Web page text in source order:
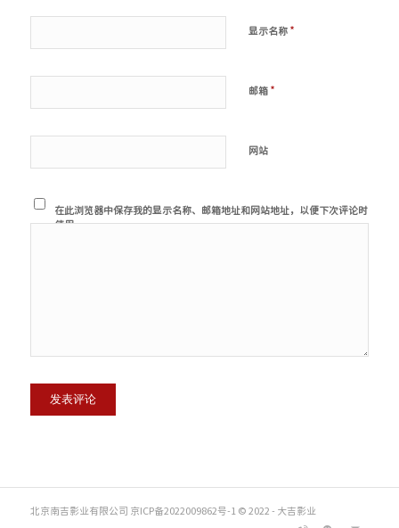
显示名称*
邮箱*
网站
在此浏览器中保存我的显示名称、邮箱地址和网站地址，以便下次评论时
使用。
北京南吉影业有限公司 京ICP备2022009862号-1 © 2022 - 大吉影业